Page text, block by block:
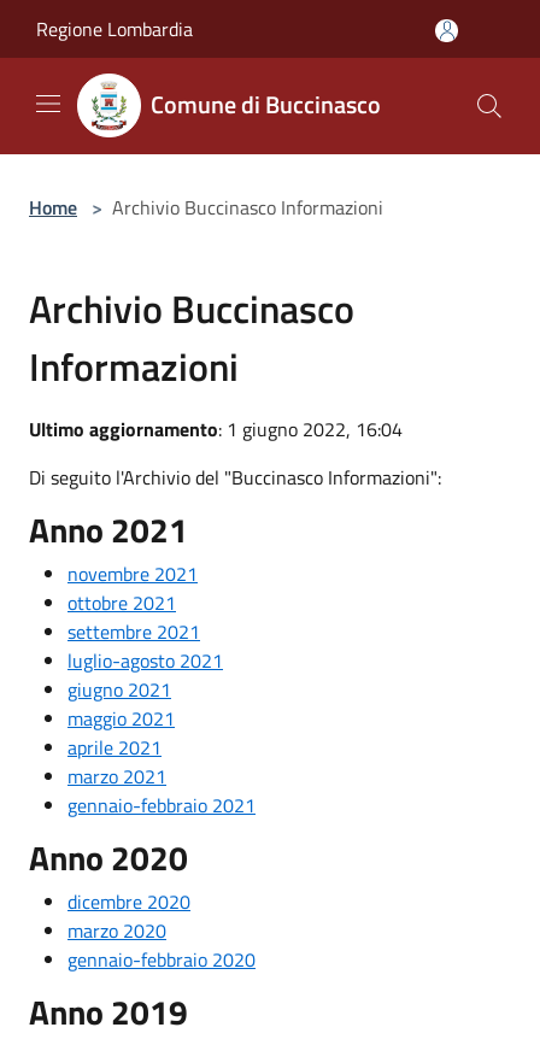
Regione Lombardia
Comune di Buccinasco
Home > Archivio Buccinasco Informazioni
Archivio Buccinasco
Informazioni
Ultimo aggiornamento: 1 giugno 2022, 16:04
Di seguito l'Archivio del "Buccinasco Informazioni":
Anno 2021
novembre 2021
ottobre 2021
settembre 2021
luglio-agosto 2021
giugno 2021
maggio 2021
aprile 2021
marzo 2021
gennaio-febbraio 2021
Anno 2020
dicembre 2020
marzo 2020
gennaio-febbraio 2020
Anno 2019